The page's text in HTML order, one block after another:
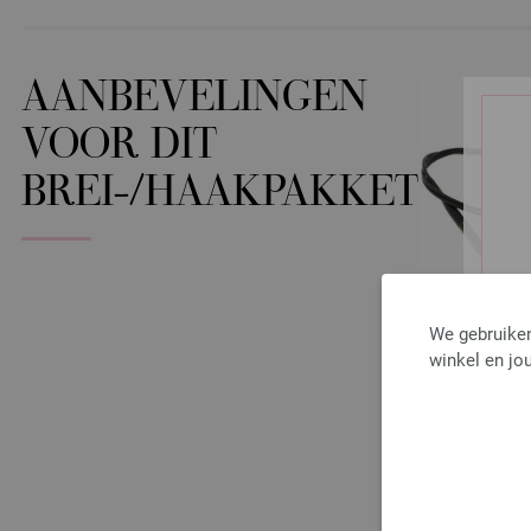
We
winkel en
AANBEVELINGEN
VOOR DIT
BREI-/HAAKPAKKET